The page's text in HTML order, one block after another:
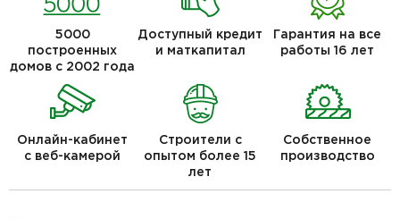
5000
построенных
домов с 2002 года
Доступный кредит
и маткапитал
Гарантия на все
работы 16 лет
Онлайн-кабинет
с веб-камерой
Строители с
опытом более 15
лет
Собственное
производство